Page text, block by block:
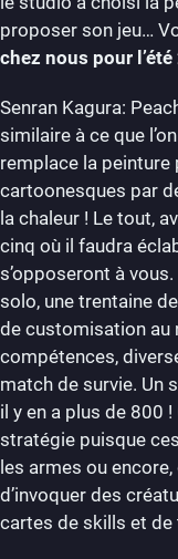
proposer son jeu…
chez nous pour
Senran Kagura:
similaire à ce que
remplace la peinture
cartoonesques par
la chaleur ! Le tout,
cinq où il faudra
s’opposeront à
solo, une trentaine
de customisation au
compétences,
match de survie. Un
il y en a plus de 800
stratégie puisque
les armes ou
d’invoquer des
cartes de skills et de